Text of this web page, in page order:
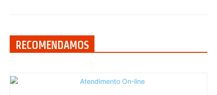
RECOMENDAMOS